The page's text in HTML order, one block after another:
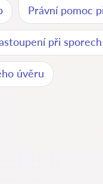
Právní pomoc
při
úvěru